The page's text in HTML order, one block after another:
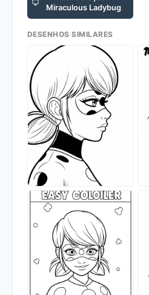
Miraculous Ladybug
DESENHOS SIMILARES